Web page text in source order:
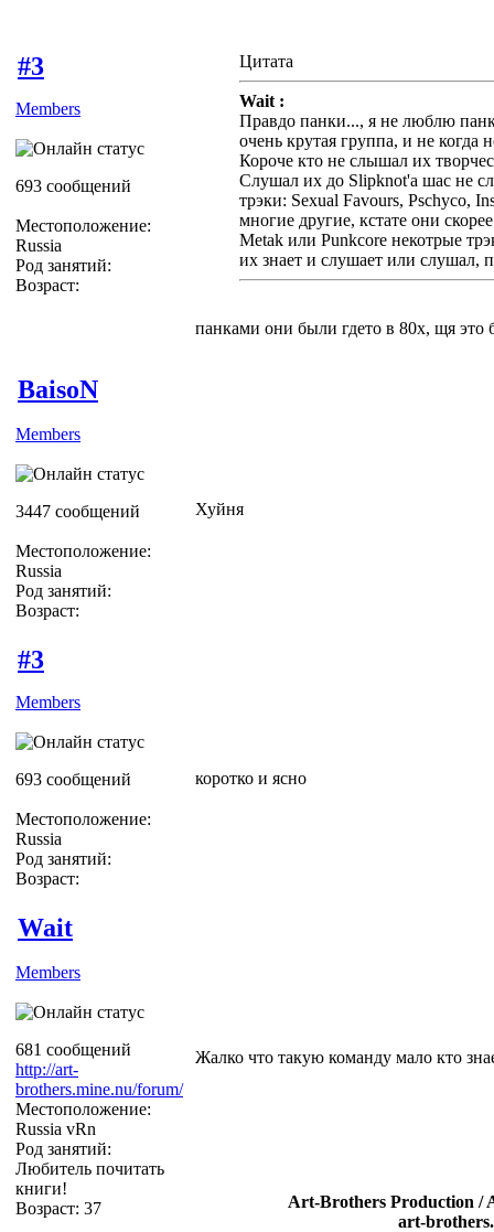
#3
Members
693 сообщений
Местоположение:
Russia
Род занятий:
Возраст:
Цитата
Wait :
Правдо панки..., я не люблю
очень крутая группа, и не когда
Короче кто не слышал их
Слушал их до Slipknot'a шас не
трэки: Sexual Favours, Pschyco,
многие другие, кстате они
Metak или Punkcore некотрые
их знает и слушает или слушал,
панками они были гдето в 80х, щя это
BaisoN
Members
3447 сообщений
Местоположение:
Russia
Род занятий:
Возраст:
Хуйня
#3
Members
693 сообщений
Местоположение:
Russia
Род занятий:
Возраст:
коротко и ясно
Wait
Members
681 сообщений
http://art-
brothers.mine.nu/forum/
Местоположение:
Russia vRn
Род занятий:
Любитель почитать
книги!
Возраст: 37
Жалко что такую команду мало кто
Art-Brothers Production /
art-